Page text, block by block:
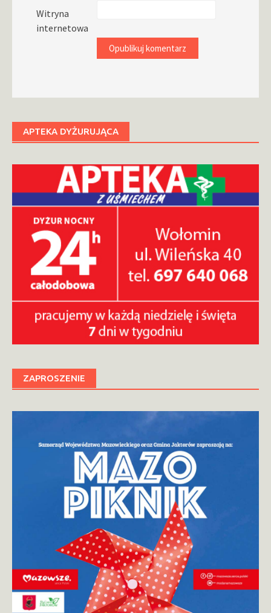
Witryna
internetowa
APTEKA DYŻURUJĄCA
ZAPROSZENIE